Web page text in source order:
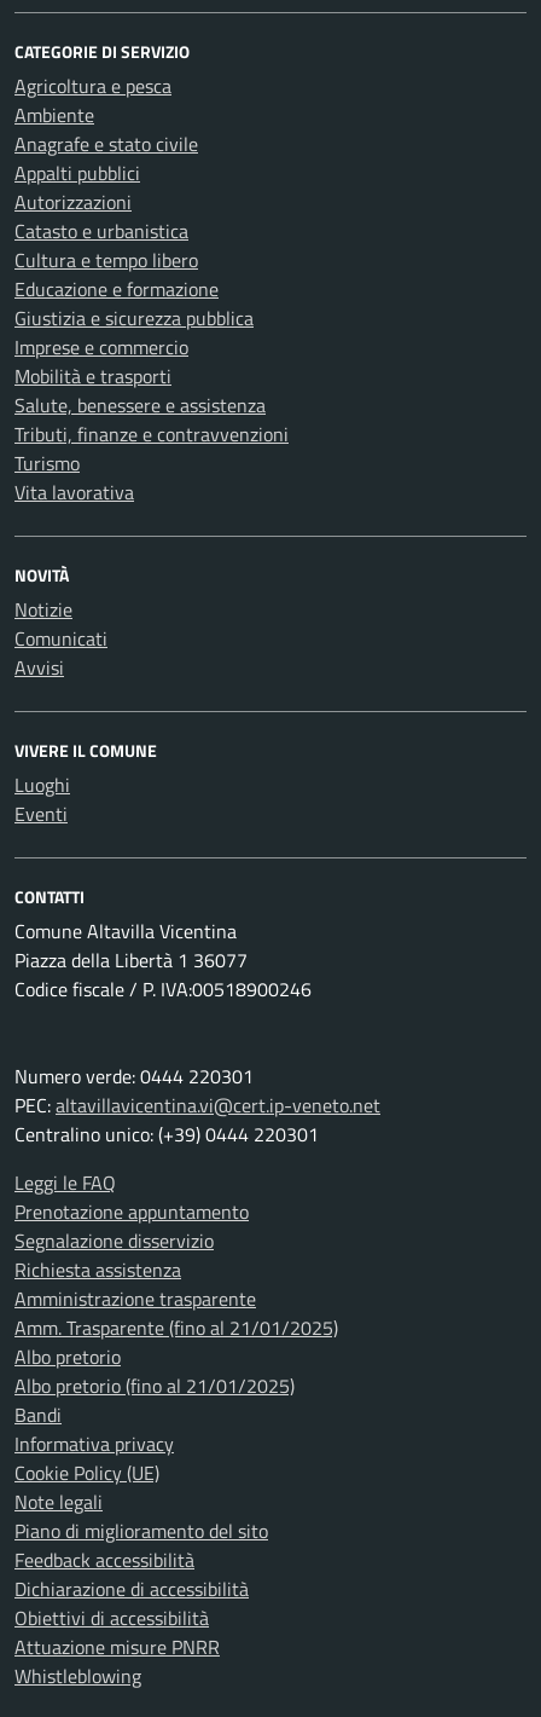
CATEGORIE DI SERVIZIO
Agricoltura e pesca
Ambiente
Anagrafe e stato civile
Appalti pubblici
Autorizzazioni
Catasto e urbanistica
Cultura e tempo libero
Educazione e formazione
Giustizia e sicurezza pubblica
Imprese e commercio
Mobilità e trasporti
Salute, benessere e assistenza
Tributi, finanze e contravvenzioni
Turismo
Vita lavorativa
NOVITÀ
Notizie
Comunicati
Avvisi
VIVERE IL COMUNE
Luoghi
Eventi
CONTATTI
Comune Altavilla Vicentina
Piazza della Libertà 1 36077
Codice fiscale / P. IVA:00518900246
Numero verde: 0444 220301
PEC:altavillavicentina.vi@cert.ip-veneto.net
Centralino unico: (+39) 0444 220301
Leggi le FAQ
Prenotazione appuntamento
Segnalazione disservizio
Richiesta assistenza
Amministrazione trasparente
Amm. Trasparente (fino al 21/01/2025)
Albo pretorio
Albo pretorio (fino al 21/01/2025)
Bandi
Informativa privacy
Cookie Policy (UE)
Note legali
Piano di miglioramento del sito
Feedback accessibilità
Dichiarazione di accessibilità
Obiettivi di accessibilità
Attuazione misure PNRR
Whistleblowing